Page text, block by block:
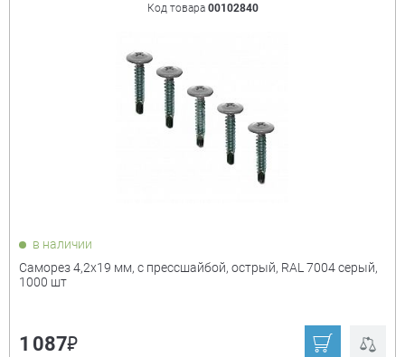
Код товара 00102840
в наличии
Саморез 4,2х19 мм, с прессшайбой, острый, RAL 7004 серый,
1000 шт
1 087₽